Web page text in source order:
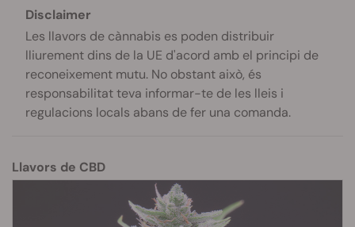
Disclaimer
Les llavors de cànnabis es poden distribuir
lliurement dins de la UE d'acord amb el principi de
reconeixement mutu. No obstant això, és
responsabilitat teva informar-te de les lleis i
regulacions locals abans de fer una comanda.
Llavors de CBD